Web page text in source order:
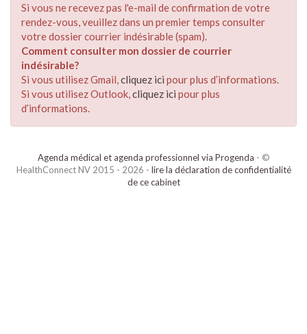
Si vous ne recevez pas l'e-mail de confirmation de votre
rendez-vous, veuillez dans un premier temps consulter
votre dossier courrier indésirable (spam).
Comment consulter mon dossier de courrier
indésirable?
Si vous utilisez Gmail,cliquez ici pour plus d’informations.
Si vous utilisez Outlook,cliquez ici pour plus
d’informations.
Agenda médical et agenda professionnel via Progenda - ©
HealthConnect NV 2015 - 2026 - lire la déclaration de confidentialité
de ce cabinet